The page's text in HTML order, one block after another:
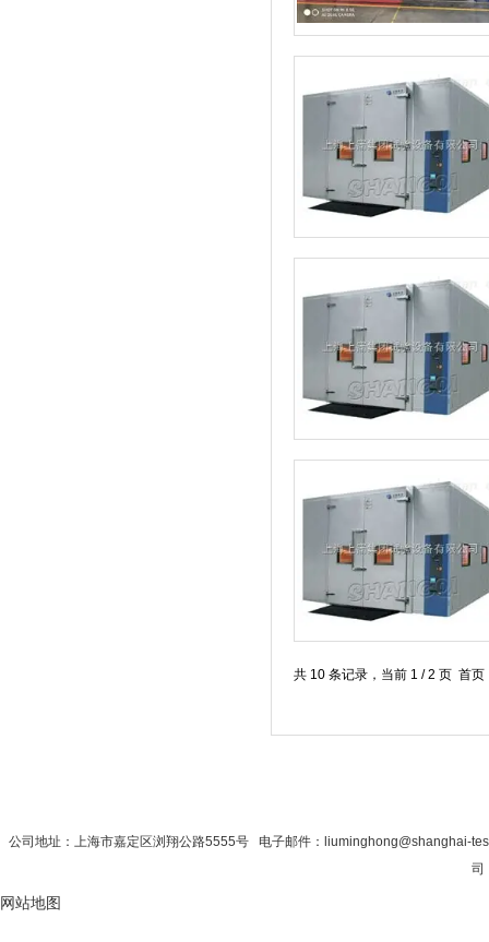
共 10 条记录，当前 1 / 2 页 首
公司地址：上海市嘉定区浏翔公路5555号 电子邮件：liuminghong@shanghai-
司
网站地图